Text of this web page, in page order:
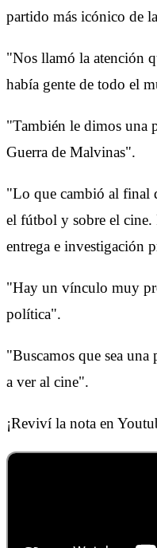
partido más icónico de
"Nos llamó la atención
había gente de todo el
"También le dimos una
Guerra de Malvinas".
"Lo que cambió al final
el fútbol y sobre el cine.
entrega e investigación
"Hay un vínculo muy
política".
"Buscamos que sea
a ver al cine".
¡Reviví la nota en